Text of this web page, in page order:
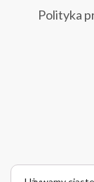
Polityka